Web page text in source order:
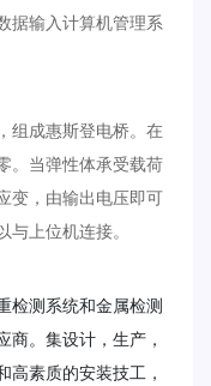
据输入计算机管理系
组成惠斯登电桥。在
。当弹性体承受载荷
变，由输出电压即可
上位机连接。
检测系统和金属检测
商。集设计，生产，
高素质的安装技工，